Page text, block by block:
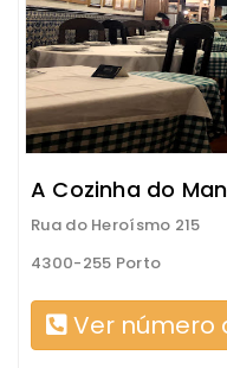
A Cozinha do
Rua do Heroísmo 215
4300-255 Porto
Ver número